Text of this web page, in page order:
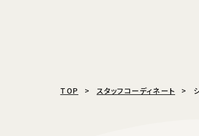
TOP スタッフコーディネート